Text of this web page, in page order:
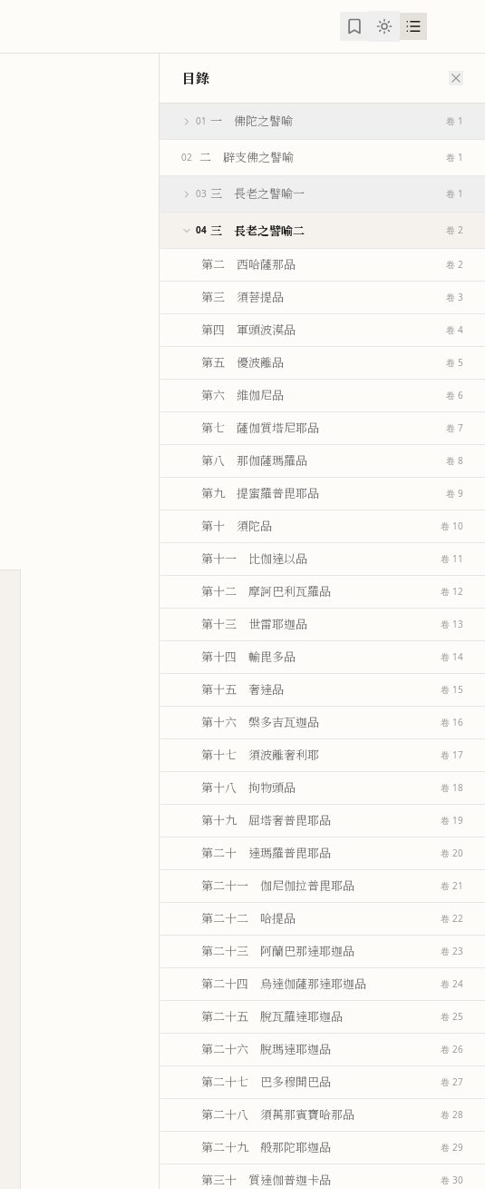
目錄
01 一 佛陀之譬喻 卷 1
02 二 辟支佛之譬喻 卷 1
03 三 長老之譬喻一 卷 1
04 三 長老之譬喻二 卷 2
第二 西哈薩那品 卷 2
第三 須菩提品 卷 3
第四 軍頭波漠品 卷 4
第五 優波離品 卷 5
第六 維伽尼品 卷 6
第七 薩伽質塔尼耶品 卷 7
第八 那伽薩瑪羅品 卷 8
第九 提蜜羅普毘耶品 卷 9
第十 須陀品 卷 10
第十一 比伽達以品 卷 11
第十二 摩訶巴利瓦羅品 卷 12
第十三 世雷耶迦品 卷 13
第十四 輸毘多品 卷 14
第十五 奢達品 卷 15
第十六 槃多吉瓦迦品 卷 16
第十七 須波離奢利耶 卷 17
第十八 拘物頭品 卷 18
第十九 屈塔奢普毘耶品 卷 19
第二十 達瑪羅普毘耶品 卷 20
第二十一 伽尼伽拉普毘耶品 卷 21
第二十二 哈提品 卷 22
第二十三 阿蘭巴那達耶迦品 卷 23
第二十四 烏達伽薩那達耶迦品 卷 24
第二十五 脫瓦羅達耶迦品 卷 25
第二十六 脫瑪達耶迦品 卷 26
第二十七 巴多穆開巴品 卷 27
第二十八 須萬那賓寶哈那品 卷 28
第二十九 般那陀耶迦品 卷 29
第三十 質達伽普迦卡品 卷 30